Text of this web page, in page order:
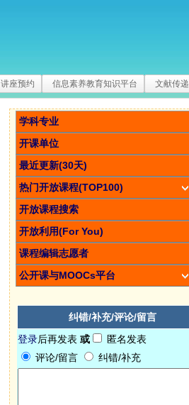
讲座预约 信息素养教育知识平台 文献传递
学科专业
开课单位
最近更新(30天)
热门开放课程(TOP100)
开放课程搜索
开放利用(For You)
课程编辑志愿者
公开课与MOOCs平台
纠错/补充/评论/留言
登录后再发表或
匿名发表
评论/留言
纠错/补充